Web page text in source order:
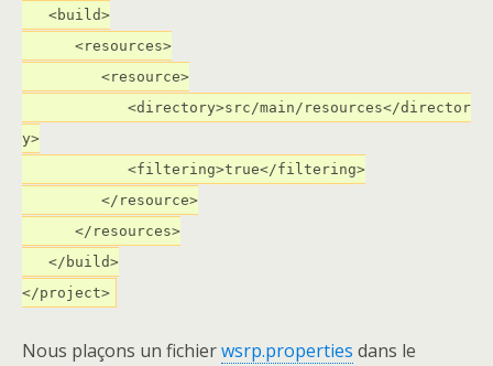
<build>
<resources>
<resource>
<directory>src/main/resources</director
y>
<filtering>true</filtering>
</resource>
</resources>
</build>
</project>
Nous plaçons un fichierwsrp.properties dans le